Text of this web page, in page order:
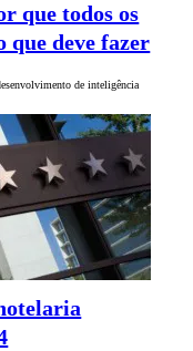
que todos os
que deve fazer
de inteligência